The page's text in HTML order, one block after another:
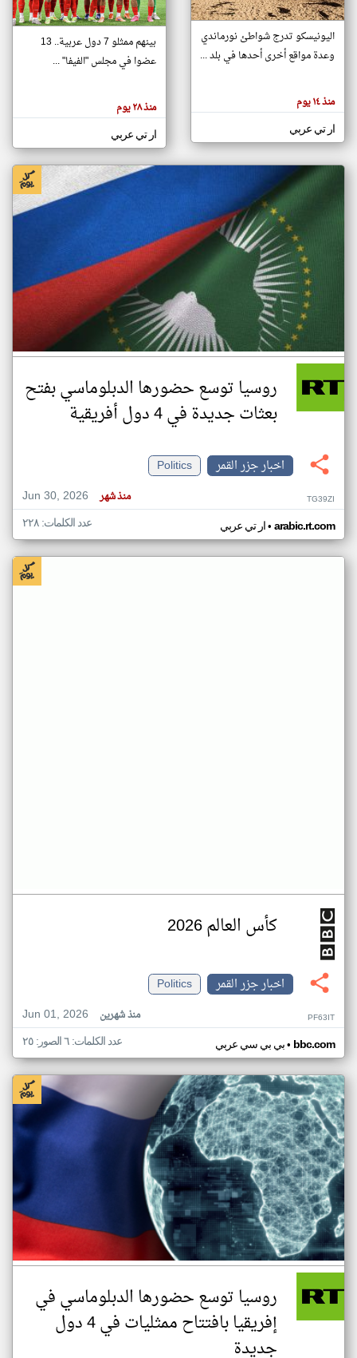
تغيير الدولة
اخبار جزر القمر على مدار الساعة
أهم اخبار جزر القمر العاجلة والمباشرة
هنا عن
وجهة
كاتبيها.
اليونيسكو تدرج شواطئ نورماندي
وعدة مواقع أخرى أحدها في بلد ...
منذ ١٤ يوم
ار تي عربي
بينهم ممثلو 7 دول عربية.. 13
عضوا في مجلس "الفيفا" ...
منذ ٢٨ يوم
ار تي عربي
روسيا توسع حضورها الدبلوماسي بفتح
بعثات جديدة في 4 دول أفريقية
اخبار جزر القمر
Politics
Jun 30, 2026
منذ شهر TG39ZI
ار تي عربي• arabic.rt.com عدد الكلمات: ٢٢٨
كأس العالم 2026
اخبار جزر القمر
Politics
Jun 01, 2026
منذ شهرين PF63IT
بي بي سي عربي• bbc.com عدد الكلمات: ٦ الصور: ٢٥
روسيا توسع حضورها الدبلوماسي في
إفريقيا بافتتاح ممثليات في 4 دول
جديدة
klyoum.com